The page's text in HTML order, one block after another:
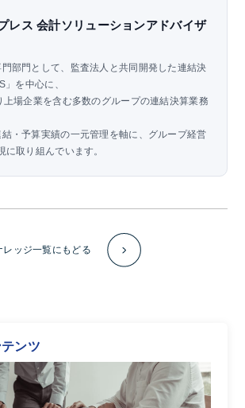
レス 会計ソリューションアドバイザ
部門として、監査法人と共同開発した連結決
を中心に、
場企業を含む多数のグループの連結決算業務
・予算実績の一元管理を軸に、グループ経営
に取り組んでいます。
レッジ一覧にもどる
ンツ